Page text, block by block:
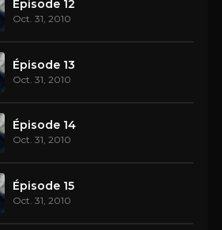
Épisode 12
Oct. 31, 2010
Épisode 13
Oct. 31, 2010
Épisode 14
Oct. 31, 2010
Épisode 15
Oct. 31, 2010